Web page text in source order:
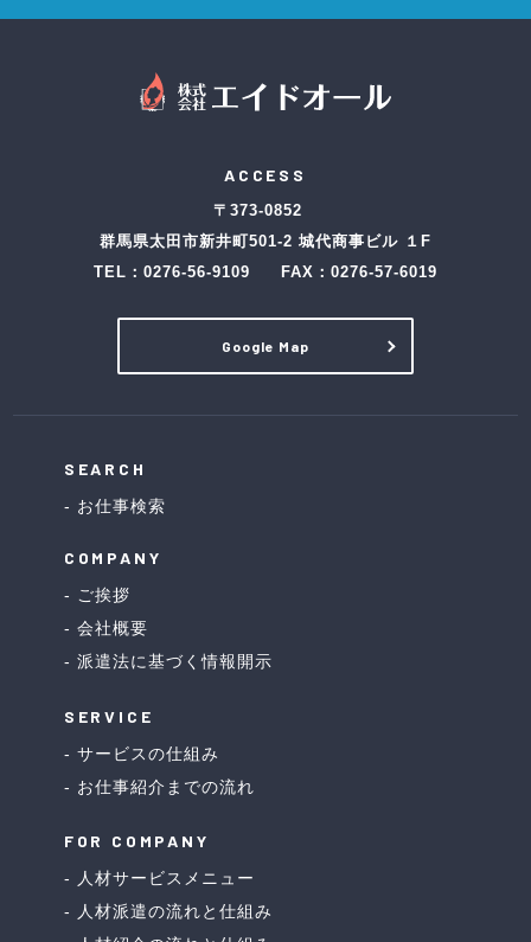
ACCESS
〒373-0852
群馬県太田市新井町501-2 城代商事ビル １F
TEL： 0276-56-9109 FAX：0276-57-6019
Google Map
SEARCH
お仕事検索
COMPANY
ご挨拶
会社概要
派遣法に基づく情報開示
SERVICE
サービスの仕組み
お仕事紹介までの流れ
FOR COMPANY
人材サービスメニュー
人材派遣の流れと仕組み